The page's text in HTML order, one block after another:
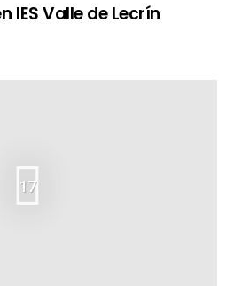
IES Valle de Lecrín
17